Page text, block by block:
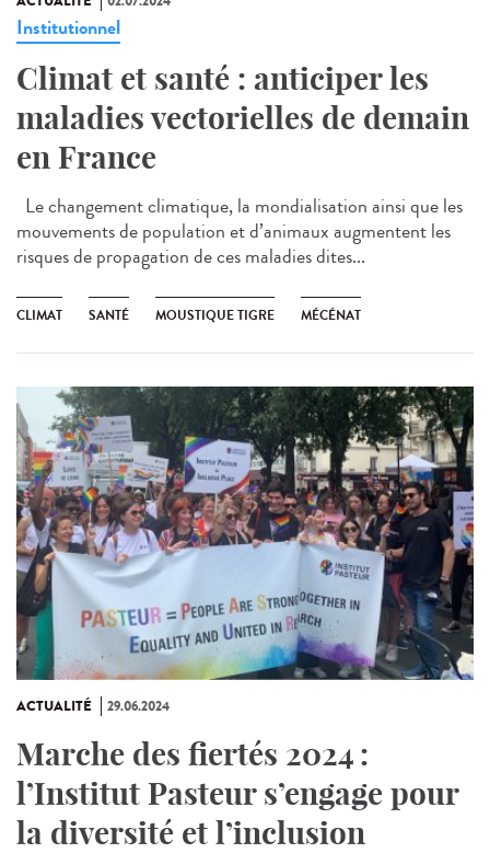
Institutionnel
Climat et santé : anticiper les
maladies vectorielles de demain
en France
Le changement climatique, la mondialisation ainsi que les
mouvements de population et d’animaux augmentent les
risques de propagation de ces maladies dites...
CLIMAT SANTÉ MOUSTIQUE TIGRE MÉCÉNAT
ACTUALITÉ 29.06.2024
Marche des fiertés 2024 :
l’Institut Pasteur s’engage pour
la diversité et l’inclusion